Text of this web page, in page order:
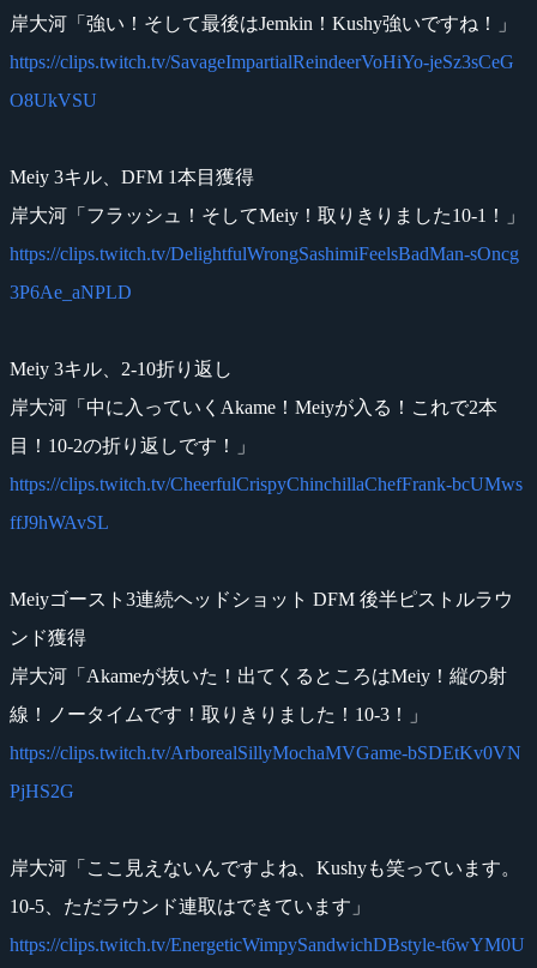
岸大河「強い！そして最後はJemkin！Kushy強いですね！」
https://clips.twitch.tv/SavageImpartialReindeerVoHiYo-jeSz3sCeG
O8UkVSU
Meiy 3キル、DFM 1本目獲得
岸大河「フラッシュ！そしてMeiy！取りきりました10-1！」
https://clips.twitch.tv/DelightfulWrongSashimiFeelsBadMan-sOncg
3P6Ae_aNPLD
Meiy 3キル、2-10折り返し
岸大河「中に入っていくAkame！Meiyが入る！これで2本
目！10-2の折り返しです！」
https://clips.twitch.tv/CheerfulCrispyChinchillaChefFrank-bcUMws
ffJ9hWAvSL
Meiyゴースト3連続ヘッドショット DFM 後半ピストルラウ
ンド獲得
岸大河「Akameが抜いた！出てくるところはMeiy！縦の射
線！ノータイムです！取りきりました！10-3！」
https://clips.twitch.tv/ArborealSillyMochaMVGame-bSDEtKv0VN
PjHS2G
岸大河「ここ見えないんですよね、Kushyも笑っています。
10-5、ただラウンド連取はできています」
https://clips.twitch.tv/EnergeticWimpySandwichDBstyle-t6wYM0U